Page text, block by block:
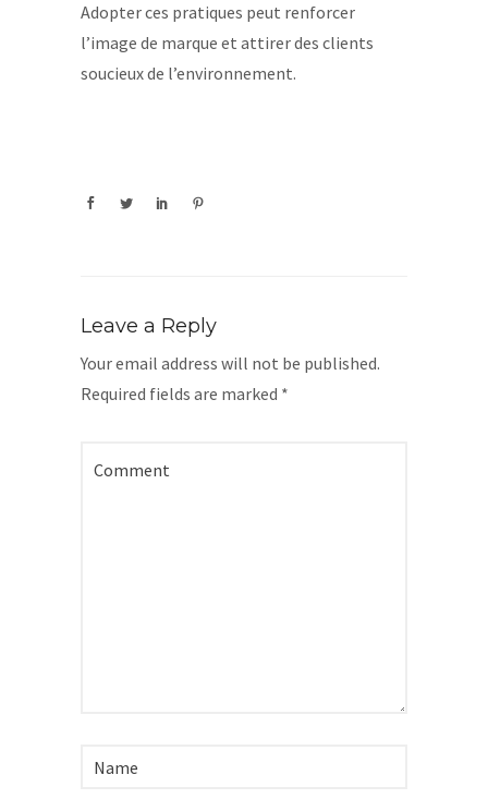
Adopter ces pratiques peut renforcer
l’image de marque et attirer des clients
soucieux de l’environnement.
Leave a Reply
Your email address will not be published.
Required fields are marked *